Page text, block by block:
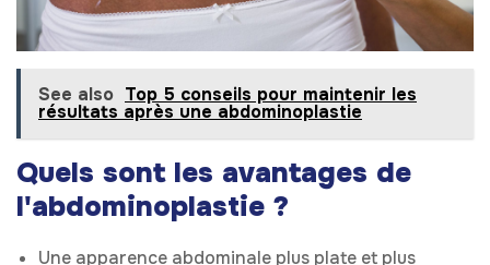
See also Top 5 conseils pour maintenir les
résultats après une abdominoplastie
Quels sont les avantages de
l'abdominoplastie ?
Une apparence abdominale plus plate et plus